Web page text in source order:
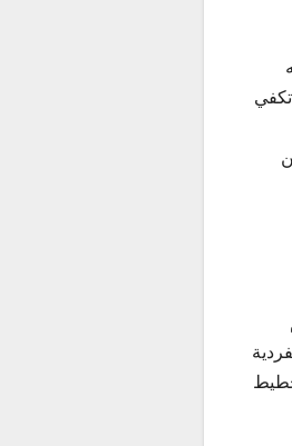
تكفي